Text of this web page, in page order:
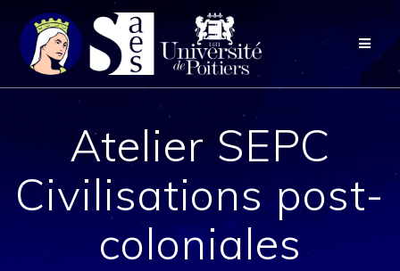
Passer
au
contenu
Atelier SEPC
Civilisations post-
coloniales